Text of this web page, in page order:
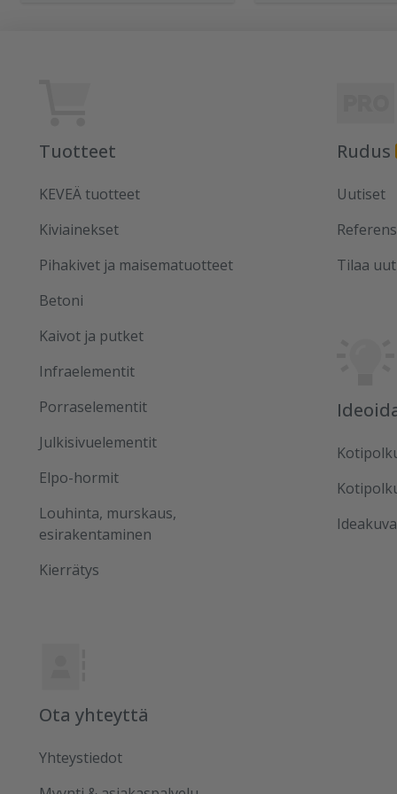
Tuotteet
KEVEÄ tuotteet
Kiviainekset
Pihakivet ja maisematuotteet
Betoni
Kaivot ja putket
Infraelementit
Porraselementit
Julkisivuelementit
Elpo-hormit
Louhinta, murskaus,
esirakentaminen
Kierrätys
Rudus
Uutiset
Tilaa
Ota yhteyttä
Yhteystiedot